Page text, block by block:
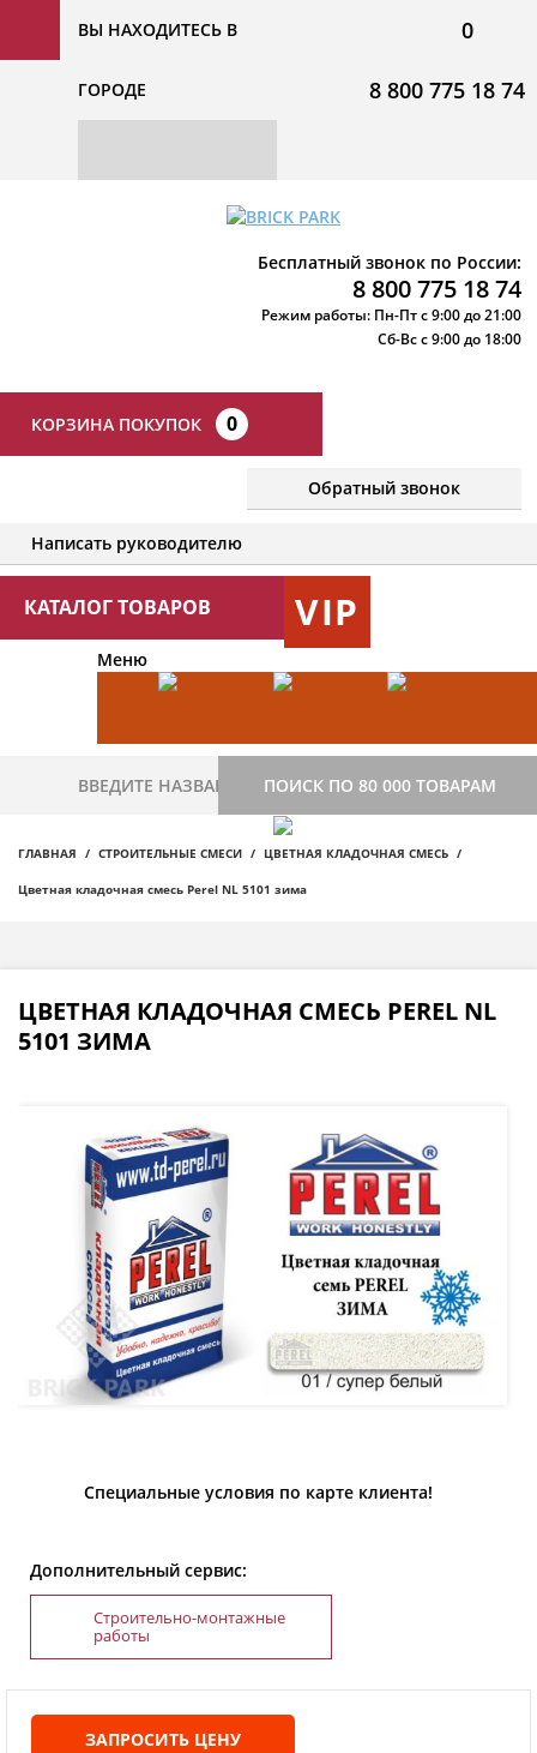
ВЫ НАХОДИТЕСЬ В
ГОРОДЕ
0
8 800 775 18 74
Бесплатный звонок по России:
8 800 775 18 74
Режим работы: Пн-Пт с 9:00 до 21:00
Сб-Вс с 9:00 до 18:00
КОРЗИНА ПОКУПОК 0
Обратный звонок
Написать руководителю
КАТАЛОГ ТОВАРОВ VIP
Меню
ПОИСК ПО 80 000 ТОВАРАМ
ГЛАВНАЯ СТРОИТЕЛЬНЫЕ СМЕСИ ЦВЕТНАЯ КЛАДОЧНАЯ СМЕСЬ
Цветная кладочная смесь Perel NL 5101 зима
ЦВЕТНАЯ КЛАДОЧНАЯ СМЕСЬ PEREL NL
5101 ЗИМА
Специальные условия по карте клиента!
Дополнительный сервис:
Строительно-монтажные
работы
ЗАПРОСИТЬ ЦЕНУ